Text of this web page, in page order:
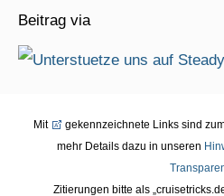
Beitrag via
Mit
gekennzeichnete Links sind
mehr Details dazu in unseren
Zitierungen bitte als